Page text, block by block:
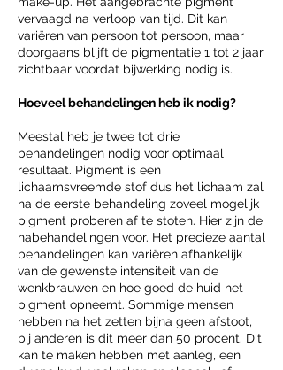
vervaagd na verloop van tijd. Dit kan
variëren van persoon tot persoon, maar
doorgaans blijft de pigmentatie 1 tot 2 jaar
zichtbaar voordat bijwerking nodig is.
Hoeveel behandelingen heb ik nodig?
Meestal heb je twee tot drie
behandelingen nodig voor optimaal
resultaat. Pigment is een
lichaamsvreemde stof dus het lichaam zal
na de eerste behandeling zoveel mogelijk
pigment proberen af te stoten. Hier zijn de
nabehandelingen voor. Het precieze aantal
behandelingen kan variëren afhankelijk
van de gewenste intensiteit van de
wenkbrauwen en hoe goed de huid het
pigment opneemt. Sommige mensen
hebben na het zetten bijna geen afstoot,
bij anderen is dit meer dan 50 procent. Dit
kan te maken hebben met aanleg, een